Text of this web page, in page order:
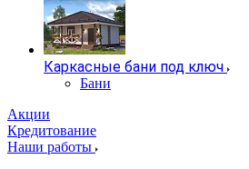
Каркасные бани под ключ
Бани
Акции
Кредитование
Наши работы